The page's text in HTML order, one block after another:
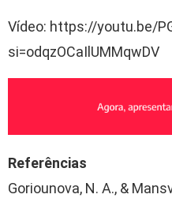
Vídeo: https://youtu.be/
si=odqzOCaIlUMMqwDV
Referências
Goriounova, N. A., &